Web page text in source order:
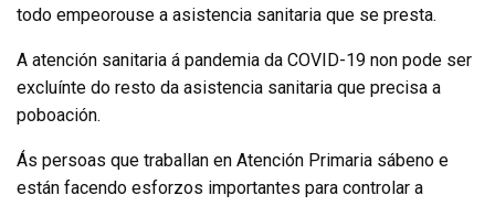
todo empeorouse a asistencia sanitaria que se presta.
A atención sanitaria á pandemia da COVID-19 non pode ser
excluínte do resto da asistencia sanitaria que precisa a
poboación.
Ás persoas que traballan en Atención Primaria sábeno e
están facendo esforzos importantes para controlar a